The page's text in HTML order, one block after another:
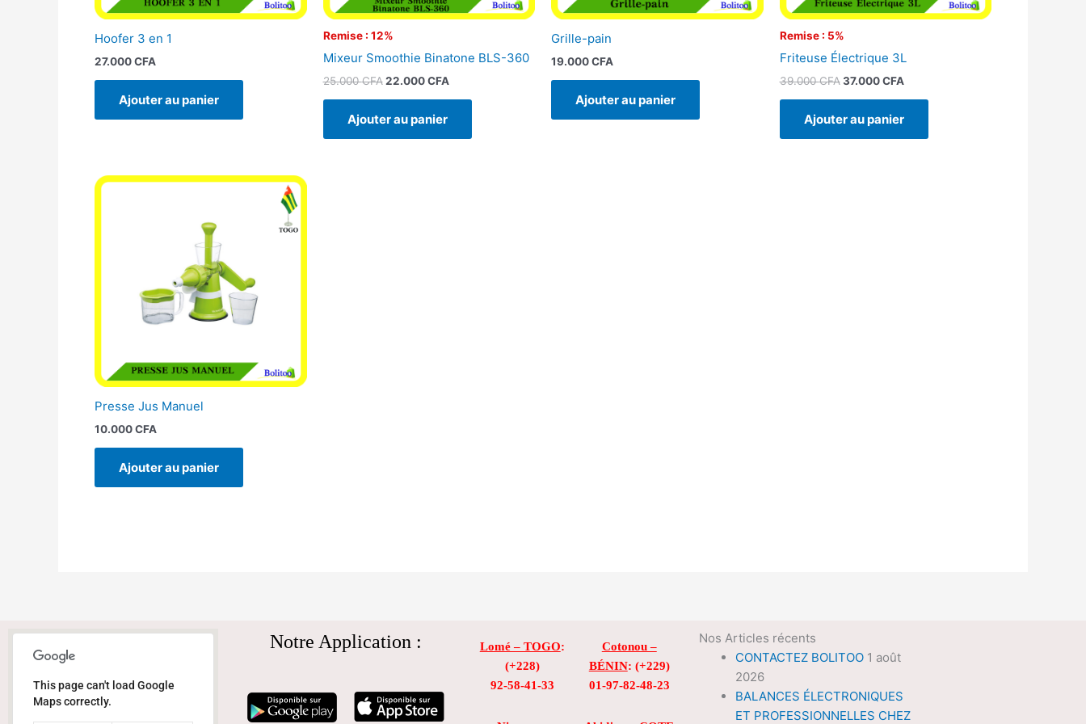
Hoofer 3 en 1
27.000CFA
Ajouter au panier
Remise : 12%
Mixeur Smoothie Binatone BLS-360
25.000CFA 22.000CFA
Ajouter au panier
Grille-pain
19.000CFA
Ajouter au panier
Remise : 5%
Friteuse Électrique 3L
39.000CFA 37.000CFA
Ajouter au panier
Presse Jus Manuel
10.000CFA
Ajouter au panier
This page can't load Google
Maps correctly.
Notre Application : Lomé – TOGO:
(+228)
92-58-41-33
Cotonou –
BÉNIN: (+229)
01-97-82-48-23
Nos Articles récents
CONTACTEZ BOLITOO 1 août
2026
BALANCES ÉLECTRONIQUES
ET PROFESSIONNELLES CHEZ